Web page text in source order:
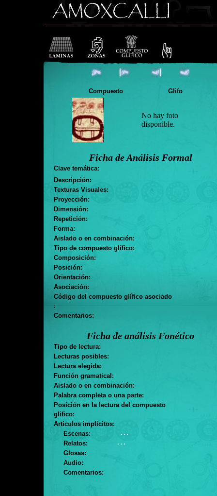
Compuesto Glifo
No hay foto
disponible.
Ficha de Análisis Formal
Clave temática:
Descripción:
Texturas Visuales:
Proyección:
Dimensión:
Repetición:
Forma:
Aislado o en combinación:
Tipo de compuesto glífico:
Composición:
Posición:
Orientación:
Asociación:
Código del compuesto glífico asociado
:
Comentarios:
Ficha de análisis Fonético
Tipo de lectura:
Lecturas posibles:
Lectura elegida:
Función gramatical:
Aislado o en combinación:
Palabra completa o una parte:
Posición en la lectura del compuesto
glifico:
Articulos implícitos:
Escenas:
. . .
Relatos:
. . .
Glosas:
Audio:
Comentarios: